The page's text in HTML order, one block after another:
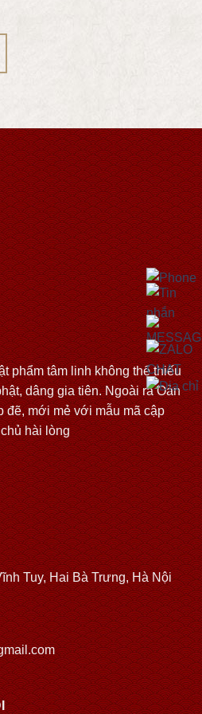
phẩm tâm linh không thể thiếu
dâng gia tiên. Ngoài ra Oản
đẽ, mới mẻ với mẫu mã cập
hài lòng
Tuy, Hai Bà Trưng, Hà Nội